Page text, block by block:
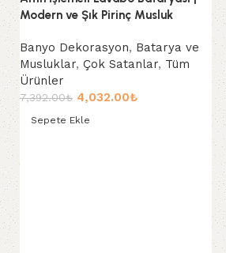
Modern ve Şık Pirinç Musluk
Banyo Dekorasyon, Batarya ve
Musluklar, Çok Satanlar, Tüm
Ürünler
7,392.00₺ 4,032.00₺
Sepete Ekle